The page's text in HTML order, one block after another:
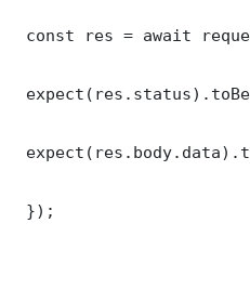
const res = await
});